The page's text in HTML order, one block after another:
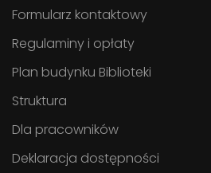
Formularz kontaktowy
Regulaminy i opłaty
Plan budynku Biblioteki
Struktura
Dla pracowników
Deklaracja dostępności